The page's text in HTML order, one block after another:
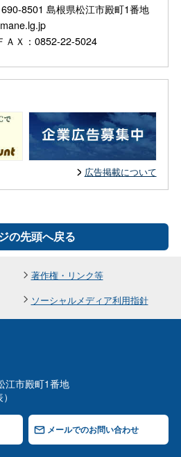
8501 島根県松江市殿町1番地
Ｘ：0852-22-5024
広告掲載について
の先頭へ戻る
著作権・リンク等
ソーシャルメディア利用指針
市殿町1番地
メールでのお問い合わせ